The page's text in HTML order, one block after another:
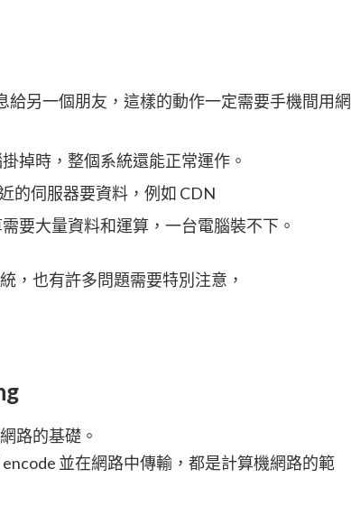
另一個朋友，這樣的動作一定需要手機間用網
掉時，整個系統還能正常運作。
的伺服器要資料，例如 CDN
要大量資料和運算，一台電腦裝不下。
，也有許多問題需要特別注意，
路的基礎。
並在網路中傳輸，都是計算機網路的範